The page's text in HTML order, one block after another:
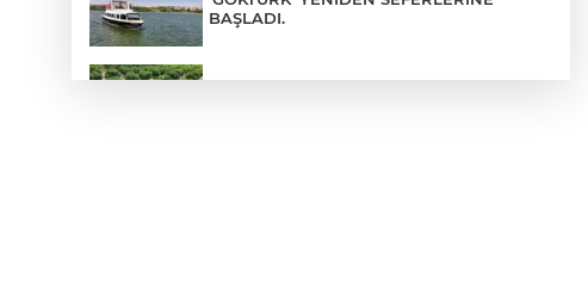
BAŞLADI.